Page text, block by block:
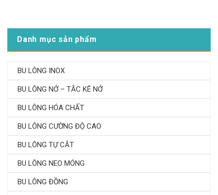
Danh mục sản phẩm
BU LÔNG INOX
BU LÔNG NỞ – TẮC KÊ NỞ
BU LÔNG HÓA CHẤT
BU LÔNG CƯỜNG ĐỘ CAO
BU LÔNG TỰ CẮT
BU LÔNG NEO MÓNG
BU LÔNG ĐỒNG